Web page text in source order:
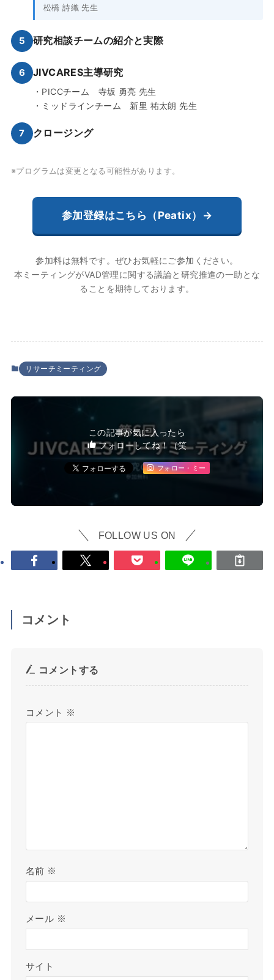
松橋 詩織 先生
5 研究相談チームの紹介と実際
6 JIVCARES主導研究
・PICCチーム 寺坂 勇亮 先生
・ミッドラインチーム 新里 祐太朗 先生
7 クロージング
※プログラムは変更となる可能性があります。
参加登録はこちら（Peatix）→
参加料は無料です。ぜひお気軽にご参加ください。
本ミーティングがVAD管理に関する議論と研究推進の一助とな
ることを期待しております。
リサーチミーティング
この記事が気に入ったら
フォローしてね！（笑
フォロー・ミー
FOLLOW US ON
コメント
コメントする
コメント ※
名前 ※
メール ※
サイト